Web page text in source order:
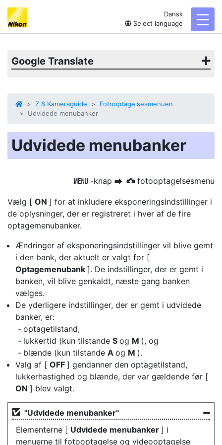
Dansk
Select language
Google Translate
Z 8 Kameraguide
Fotooptagelsesmenuen
Udvidede menubanker
Udvidede menubanker
G -knap U C fotooptagelsesmenu
Vælg [ ON ] for at inkludere eksponeringsindstillinger i
de oplysninger, der er registreret i hver af de fire
optagemenubanker.
Ændringer af eksponeringsindstillinger vil blive gemt
i den bank, der aktuelt er valgt for [
Optagemenubank ]. De indstillinger, der er gemt i
banken, vil blive genkaldt, næste gang banken
vælges.
De yderligere indstillinger, der er gemt i udvidede
banker, er:
optagetilstand,
lukkertid (kun tilstande S og M ), og
blænde (kun tilstande A og M ).
Valg af [ OFF ] gendanner den optagetilstand,
lukkerhastighed og blænde, der var gældende før [
ON ] blev valgt.
"Udvidede menubanker"
Elementerne [ Udvidede menubanker ] i
menuerne til fotooptagelse og videooptagelse